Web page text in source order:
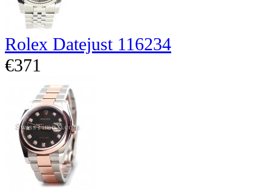
Rolex Datejust 116234
€371